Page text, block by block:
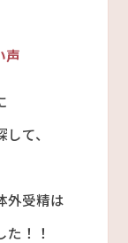
声
て、
外受精は
！！